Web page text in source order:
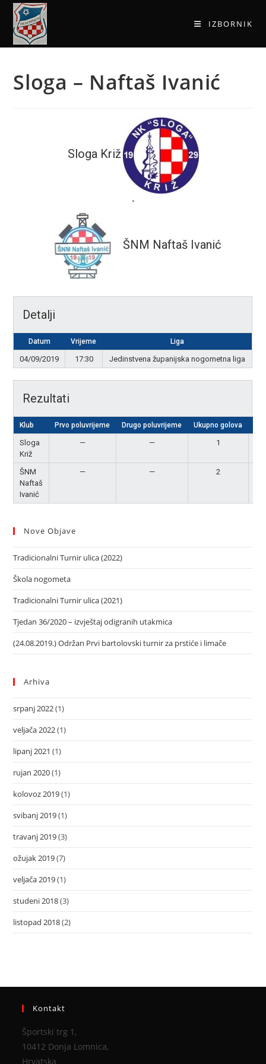
IZBORNIK
Sloga – Naftaš Ivanić
Sloga Križ
-
ŠNM Naftaš Ivanić
Detalji
Datum Vrijeme Liga
04/09/2019 17:30 Jedinstvena županijska nogometna liga
Rezultati
Klub Prvo poluvrijeme Drugo poluvrijeme Ukupno golova
Sloga
Križ
— — 1
ŠNM
Naftaš
Ivanić
— — 2
Nove Objave
Tradicionalni Turnir ulica (2022)
Škola nogometa
Tradicionalni Turnir ulica (2021)
Tjedan 36/2020 – izvještaj odigranih utakmica
(24.08.2019.) Održan Prvi bartolovski turnir za prstiće i limače
Arhiva
srpanj 2022(1)
veljača 2022(1)
lipanj 2021 (1)
rujan 2020(1)
kolovoz 2019(1)
svibanj 2019(1)
travanj 2019(3)
ožujak 2019(7)
veljača 2019(1)
studeni 2018(3)
listopad 2018(2)
Kontakt
Športski trg 1,
10412 Donja Lomnica,
Hrvatska